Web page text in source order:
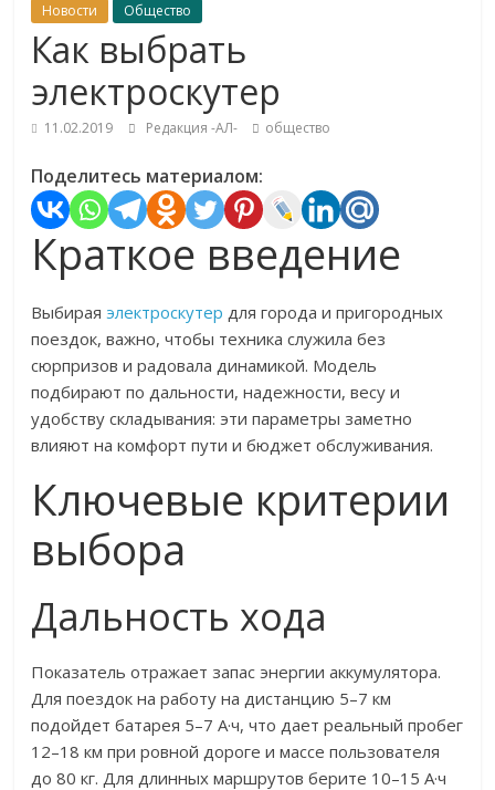
Новости Общество
Как выбрать
электроскутер
11.02.2019 Редакция -АЛ- общество
Поделитесь материалом:
Краткое введение
Выбираяэлектроскутер для города и пригородных
поездок, важно, чтобы техника служила без
сюрпризов и радовала динамикой. Модель
подбирают по дальности, надежности, весу и
удобству складывания: эти параметры заметно
влияют на комфорт пути и бюджет обслуживания.
Ключевые критерии
выбора
Дальность хода
Показатель отражает запас энергии аккумулятора.
Для поездок на работу на дистанцию 5–7 км
подойдет батарея 5–7 А·ч, что дает реальный пробег
12–18 км при ровной дороге и массе пользователя
до 80 кг. Для длинных маршрутов берите 10–15 А·ч